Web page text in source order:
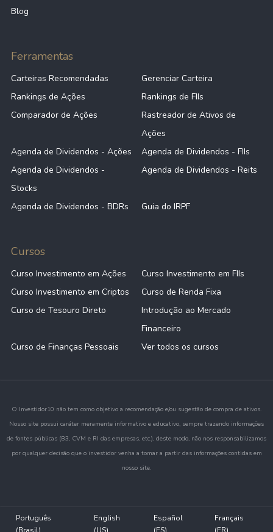
Blog
Ferramentas
Carteiras Recomendadas
Gerenciar Carteira
Rankings de Ações
Rankings de FIIs
Comparador de Ações
Rastreador de Ativos de
Ações
Agenda de Dividendos - Ações
Agenda de Dividendos - FIIs
Agenda de Dividendos -
Stocks
Agenda de Dividendos - Reits
Agenda de Dividendos - BDRs Guia do IRPF
Cursos
Curso Investimento em Ações
Curso Investimento em FIIs
Curso Investimento em Criptos
Curso de Renda Fixa
Curso de Tesouro Direto
Introdução ao Mercado
Financeiro
Curso de Finanças Pessoais
Ver todos os cursos
O Investidor10 não tem como objetivo a recomendação e/ou sugestão de compra de ativos.
Nosso site possui caráter meramente informativo e educativo, sempre trazendo informações
de fontes públicas (B3, CVM e RI das empresas, etc.), deste modo, não nos responsabilizamos
por qualquer decisão que o investidor venha a tomar a partir das informações contidas em
nosso site.
Português
English
Español
Français